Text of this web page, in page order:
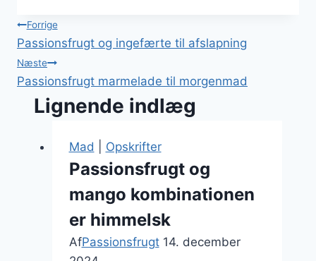
Indlægsnavigation
Forrige
Passionsfrugt og ingefærte til afslapning
Næste
Passionsfrugt marmelade til morgenmad
Lignende indlæg
Mad Opskrifter
Passionsfrugt og
mango kombinationen
er himmelsk
AfPassionsfrugt 14. december